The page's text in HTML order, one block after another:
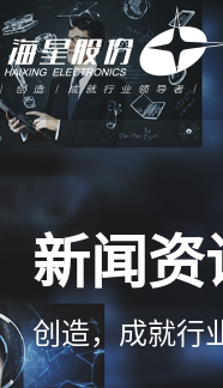
新闻资
创造，成就行